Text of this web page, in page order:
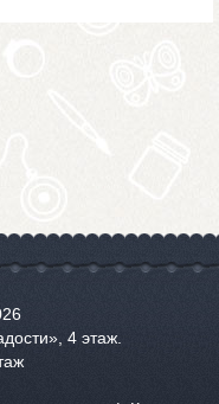
4 этаж.